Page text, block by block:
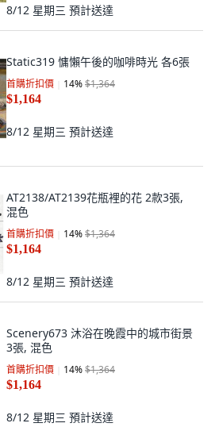
8/12 星期三 預計送達
Static319 慵懶午後的咖啡時光 各6張
首購折扣價 14%$1,364
$1,164
8/12 星期三 預計送達
AT2138/AT2139花瓶裡的花 2款3張,
混色
首購折扣價 14%$1,364
$1,164
8/12 星期三 預計送達
Scenery673 沐浴在晚霞中的城市街景
3張, 混色
首購折扣價 14%$1,364
$1,164
8/12 星期三 預計送達